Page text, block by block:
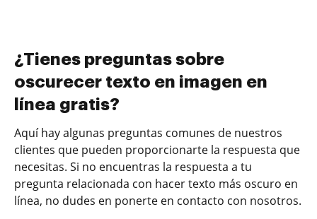
¿Tienes preguntas sobre
oscurecer texto en imagen en
línea gratis?
Aquí hay algunas preguntas comunes de nuestros
clientes que pueden proporcionarte la respuesta que
necesitas. Si no encuentras la respuesta a tu
pregunta relacionada con hacer texto más oscuro en
línea, no dudes en ponerte en contacto con nosotros.